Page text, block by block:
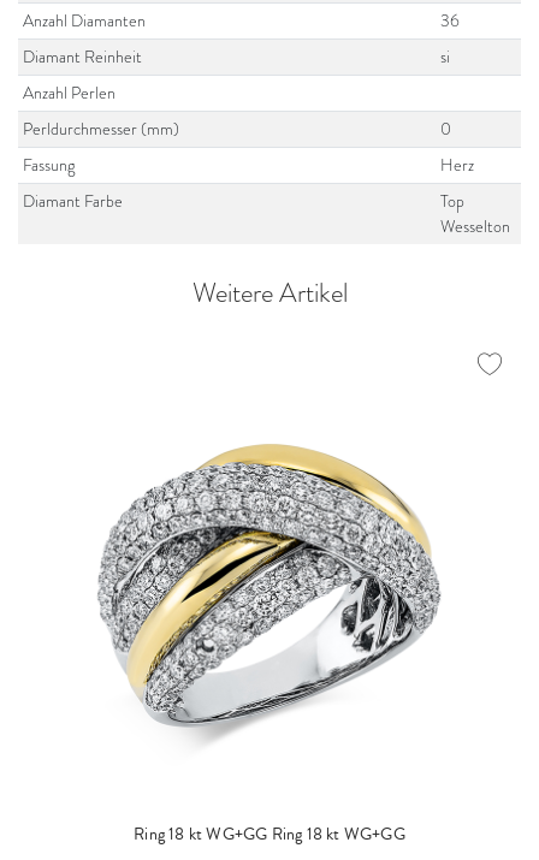
Anzahl Diamanten
36
Diamant Reinheit
si
Anzahl Perlen
Perldurchmesser (mm)
0
Fassung
Herz
Diamant Farbe
Top
Wesselton
Weitere Artikel
Ring 18 kt WG+GG Ring 18 kt WG+GG